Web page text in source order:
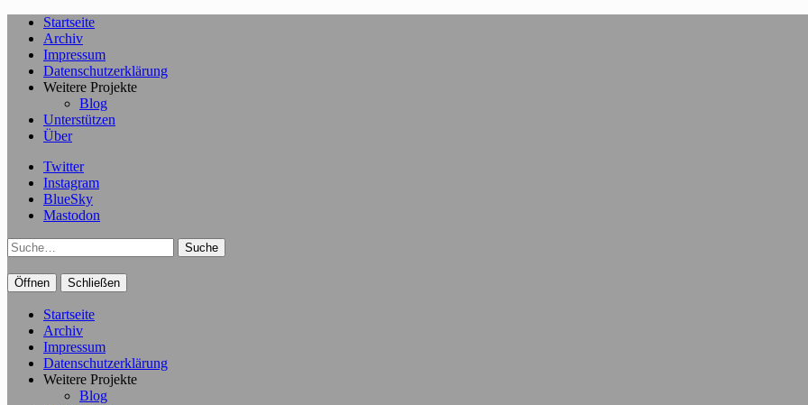
Startseite
Archiv
Impressum
Datenschutzerklärung
Weitere Projekte
Blog
Unterstützen
Über
Twitter
Instagram
BlueSky
Mastodon
Suche
Öffnen Schließen
Startseite
Archiv
Impressum
Datenschutzerklärung
Weitere Projekte
Blog